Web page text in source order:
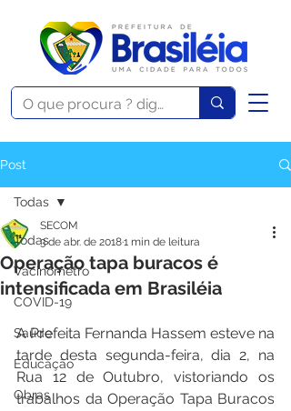
Post
Todas
Vacinômetro
COVID-19
Saúde
Educação
Obras
Todas
Operação tapa buracos é
intensificada em Brasiléia
SECOM
3 de abr. de 20181 min de leitura
A Prefeita Fernanda Hassem esteve na
tarde desta segunda-feira, dia 2, na
Rua 12 de Outubro, vistoriando os
trabalhos da Operação Tapa Buracos